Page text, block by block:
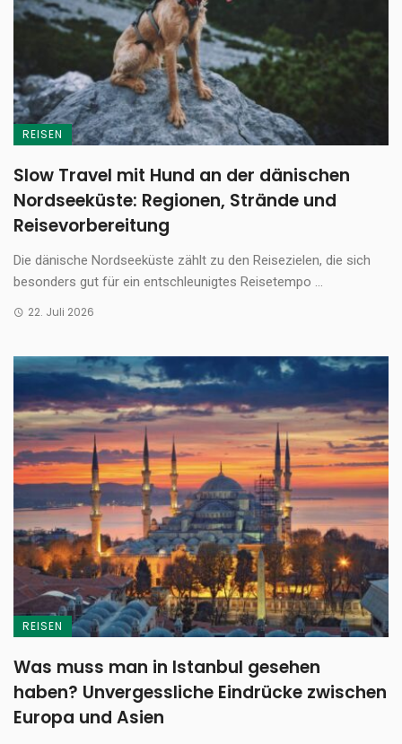
REISEN
Slow Travel mit Hund an der dänischen
Nordseeküste: Regionen, Strände und
Reisevorbereitung
Die dänische Nordseeküste zählt zu den Reisezielen, die sich
besonders gut für ein entschleunigtes Reisetempo ...
22. Juli 2026
REISEN
Was muss man in Istanbul gesehen
haben? Unvergessliche Eindrücke zwischen
Europa und Asien